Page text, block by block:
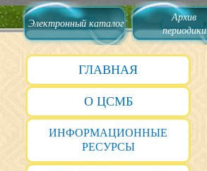
Электронный каталог
Архив
периодики
ГЛАВНАЯ
О ЦСМБ
ИНФОРМАЦИОННЫЕ
РЕСУРСЫ